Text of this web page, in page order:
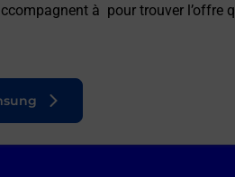
à pour trouver l’offre